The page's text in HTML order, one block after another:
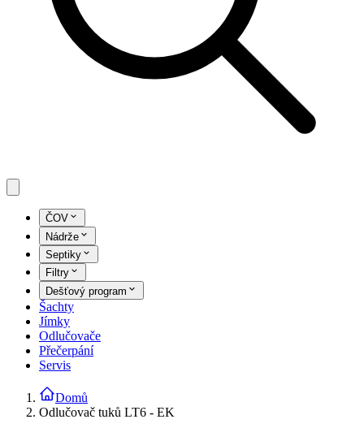
ČOV
Nádrže
Septiky
Filtry
Dešťový program
Šachty
Jímky
Odlučovače
Přečerpání
Servis
Domů
Odlučovač tuků LT6 - EK